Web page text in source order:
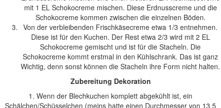
mit 1 EL Schokocreme mischen. Diese Erdnusscreme und die
Schokocreme kommen zwischen die einzelnen Böden.
Von der verbleibenden Frischkäsecreme etwa 1/3 entnehmen.
Diese ist für den Kuchen. Der Rest etwa 2/3 wird mit 2 EL
Schokocreme gemischt und ist für die Stacheln. Die
Schokocreme kommt erstmal in den Kühlschrank. Das ist ganz
Wichtig, denn sonst können die Stacheln ihre Form nicht halten.
Zubereitung Dekoration
1. Wenn der Blechkuchen komplett abgekühlt ist, ein
Schälchen/Schüsselchen (meins hatte einen Durchmesser von 13,5